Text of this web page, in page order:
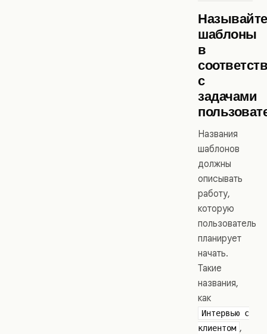
шаблоны
в
с
задачами
Названия
шаблонов
должны
описывать
работу,
которую
пользователь
планирует
начать.
Такие
названия,
как
Интервью с
клиентом ,